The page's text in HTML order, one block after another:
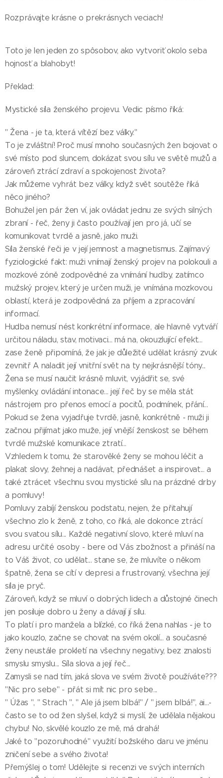
Rozprávajte krásne o prekrásnych veciach!
Toto je len jeden zo spôsobov, ako vytvoriť okolo seba
hojnosť a blahobyt!
Překlad:
Mystické síla ženského projevu. Vedic písmo říká:
" Žena - je ta, která vítězí bez války."
To je zvláštní! Proč musí mnoho současných žen bojovat o
své místo pod sluncem, dokázat svou sílu ve světě mužů a
zároveň ztrácí zdraví a spokojenost života?
Jak můžeme vyhrát bez války, když svět soutěže říká
něco jiného?
Bohužel jen pár žen ví, jak ovládat jednu ze svých silných
zbraní - řeč, ženy ji často používají jen pro já, učí se
komunikovat tvrdě a jasně, jako muži.
Síla ženské řeči je v její jemnost a magnetismus. Zajímavý
fyziologické fakt: muži vnímají ženský projev na polokouli a
mozkové zóně zodpovědné za vnímání hudby, zatímco
mužský projev, který je určen muži, je vnímána mozkovou
oblastí, která je zodpovědná za příjem a zpracování
informací.
Hudba nemusí nést konkrétní informace, ale hlavně vytváří
určitou náladu, stav, motivaci... má na, okouzlující efekt...
zase ženě připomíná, že jak je důležité udělat krásný zvuk
zevnitř A naladit její vnitřní svět na ty nejkrásnější tóny...
Žena se musí naučit krásně mluvit, vyjádřit se, své
myšlenky, ovládání intonace... její řeč by se měla stát
nástrojem pro přenos emocí a pocitů, podmínek, přání...
Pokud se žena vyjadřuje tvrdě, jasně, konkrétně - muži ji
začnou přijímat jako muže, její vnější ženskost se během
tvrdé mužské komunikace ztratí...
Vzhledem k tomu, že starověké ženy se mohou léčit a
plakat slovy, žehnej a nadávat, přednášet a inspirovat... a
také ztrácet všechnu svou mystické sílu na prázdné drby
a pomluvy!
Pomluvy zabíjí ženskou podstatu, nejen, že přitahují
všechno zlo k ženě, z toho, co říká, ale dokonce ztrácí
svou svatou sílu... Každé negativní slovo, které mluví na
adresu určité osoby - bere od Vás zbožnost a přináší na
to Váš život, co udělat... stane se, že mluvíte o někom
špatně, žena se cítí v depresi a frustrovaný, všechna její
síla je pryč.
Zároveň, když se mluví o dobrých lidech a důstojné činech
jen posiluje dobro u ženy a dávají jí sílu.
To platí i pro manžela a blízké, co říká žena nahlas - je to
jako kouzlo, začne se chovat na svém okolí... a současné
ženy neustále prokletí na všechny negativy, bez znalosti
smyslu smyslu... Síla slova a její řeč...
Zamysli se nad tím, jaká slova ve svém životě používáte???
"Nic pro sebe" - přát si mít nic pro sebe...
" Úžas ", " Strach ", " Ale já jsem blbá!" / " jsem blbá!", ai...-
často se to od žen slyšel, když si myslí, že udělala nějakou
chybu! No, skvělé kouzlo ze mě, má drahá!
Jaké to "pozoruhodné" využití božského daru ve jménu
zničení sebe a svého života!
Přemýšlej o tom! Udělejte si recenzi ve svých interních